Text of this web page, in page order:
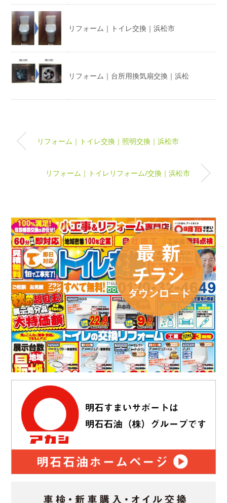
リフォーム｜トイレ交換｜浜松市
リフォーム｜台所用換気扇交換｜浜松
リフォーム｜トイレ交換｜照明交換｜浜松市
リフォーム｜トイレリフォーム/交換｜浜松市